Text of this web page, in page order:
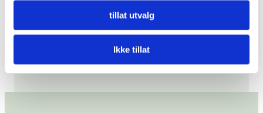
tillat utvalg
Ikke tillat
Har funnet ut at jeg driver med psykisk